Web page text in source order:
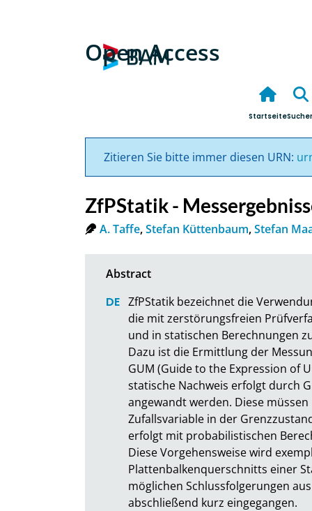
Open Access
Startseite
Zitieren Sie bitte immer diesen URN:
ZfPStatik -
A. Taffe,Stefan Küttenbaum,Stefan
ZfPStatik bezeichnet die
die mit zerstörungsfreien
und in statischen Berechnungen
Dazu ist die Ermittlung der
GUM (Guide to the Expression of
statische Nachweis erfolgt durch
angewandt werden. Diese
Zufallsvariable in der
erfolgt mit probabilistischen
Diese Vorgehensweise wird
Plattenbalkenquerschnitts einer
möglichen Schlussfolgerungen
abschließend kurz eingegangen.